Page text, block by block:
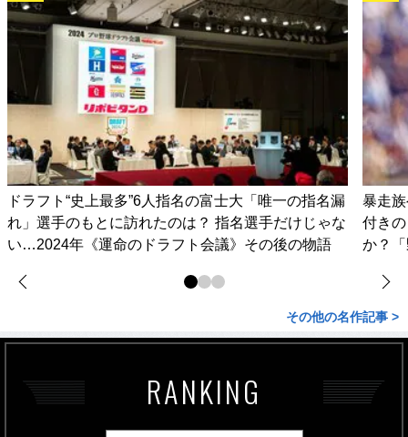
ドラフト“史上最多”6人指名の富士大「唯一の指名漏
れ」選手のもとに訪れたのは？ 指名選手だけじゃな
い…2024年《運命のドラフト会議》その後の物語
暴走
付き
か？
その他の名作記事 >
RANKING